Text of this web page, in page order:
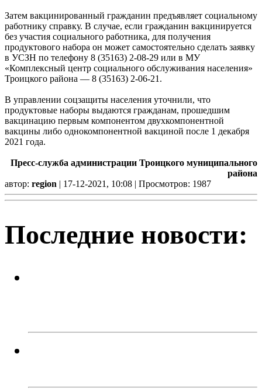
Затем вакцинированный гражданин предъявляет социальному
работнику справку. В случае, если гражданин вакцинируется
без участия социального работника, для получения
продуктового набора он может самостоятельно сделать заявку
в УСЗН по телефону 8 (35163) 2‑08‑29 или в МУ
«Комплексный центр социального обслуживания населения»
Троицкого района — 8 (35163) 2‑06‑21.
В управлении соцзащиты населения уточнили, что
продуктовые наборы выдаются гражданам, прошедшим
вакцинацию первым компонентом двухкомпонентной
вакцины либо однокомпонентной вакциной после 1 декабря
2021 года.
Пресс-служба администрации Троицкого муниципального
района
автор: region | 17-12-2021, 10:08 | Просмотров: 1987
Последние новости: